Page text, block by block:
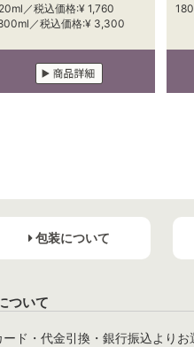
／税込価格:¥ 1,760
／税込価格:¥ 3,300
包装について
ついて
ド・代金引換・銀行振込よりお